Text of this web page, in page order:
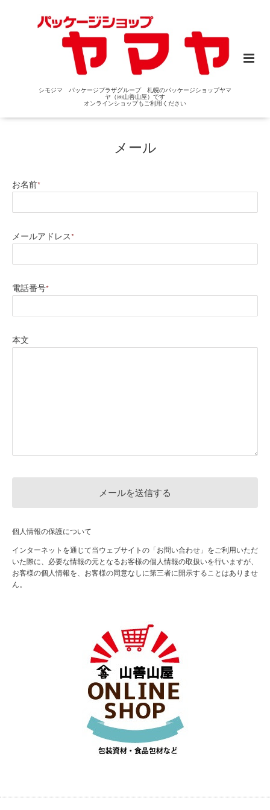
シモジマ パッケージプラザグループ 札幌のパッケージショップヤマ
ヤ（㈱山善山屋）です
オンラインショップもご利用ください
メール
お名前*
メールアドレス*
電話番号*
本文
個人情報の保護について
インターネットを通じて当ウェブサイトの「お問い合わせ」をご利用いただ
いた際に、必要な情報の元となるお客様の個人情報の取扱いを行いますが、
お客様の個人情報を、お客様の同意なしに第三者に開示することはありませ
ん。